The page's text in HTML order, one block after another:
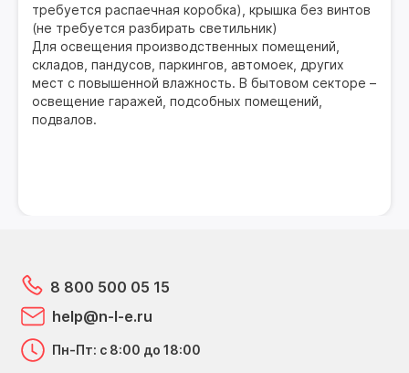
требуется распаечная коробка), крышка без винтов
(не требуется разбирать светильник)
Для освещения производственных помещений,
складов, пандусов, паркингов, автомоек, других
мест с повышенной влажность. В бытовом секторе –
освещение гаражей, подсобных помещений,
подвалов.
8 800 500 05 15
help@n-l-e.ru
Пн-Пт: с 8:00 до 18:00